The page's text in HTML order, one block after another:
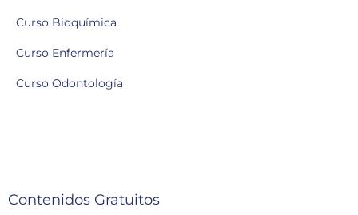
Curso Bioquímica
Curso Enfermería
Curso Odontología
Contenidos Gratuitos